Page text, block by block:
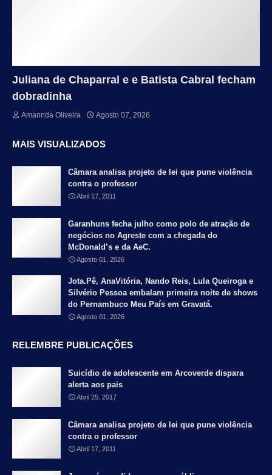
Juliana de Chaparral e e Batista Cabral fecham
dobradinha
Amannda Oliveira Agosto 07, 2026
MAIS VISUALIZADOS
Câmara analisa projeto de lei que pune violência
contra o professor
Abril 17, 2011
Garanhuns fecha julho como polo de atração de
negócios no Agreste com a chegada do
McDonald’s e da AeC.
Agosto 01, 2026
Jota.Pê, AnaVitória, Nando Reis, Lula Queiroga e
Silvério Pessoa embalam primeira noite de shows
do Pernambuco Meu País em Gravatá.
Agosto 01, 2026
RELEMBRE PUBLICAÇÕES
Suicídio de adolescente em Arcoverde dispara
alerta aos pais
Abril 25, 2017
Câmara analisa projeto de lei que pune violência
contra o professor
Abril 17, 2011